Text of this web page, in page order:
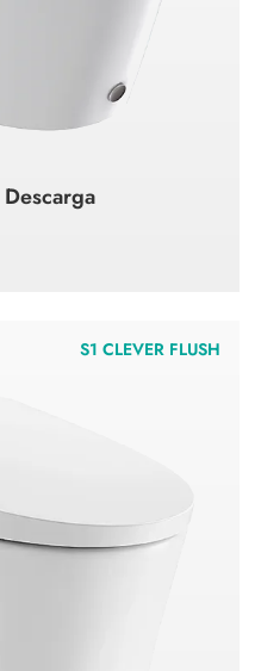
S1 CLEVER FLUSH